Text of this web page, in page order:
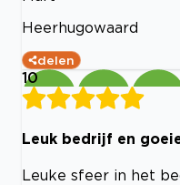
Heerhugowaard
delen
10
Leuk bedrijf en
Leuke sfeer in het